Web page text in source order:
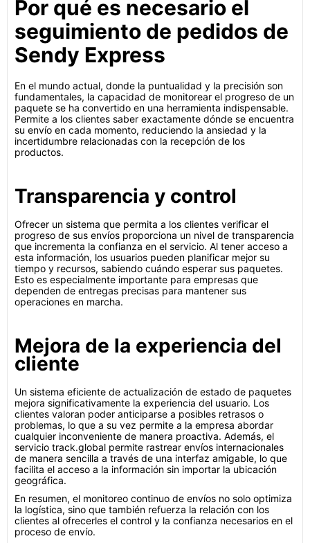
Por qué es necesario el
seguimiento de pedidos de
Sendy Express
En el mundo actual, donde la puntualidad y la precisión son
fundamentales, la capacidad de monitorear el progreso de un
paquete se ha convertido en una herramienta indispensable.
Permite a los clientes saber exactamente dónde se encuentra
su envío en cada momento, reduciendo la ansiedad y la
incertidumbre relacionadas con la recepción de los
productos.
Transparencia y control
Ofrecer un sistema que permita a los clientes verificar el
progreso de sus envíos proporciona un nivel de transparencia
que incrementa la confianza en el servicio. Al tener acceso a
esta información, los usuarios pueden planificar mejor su
tiempo y recursos, sabiendo cuándo esperar sus paquetes.
Esto es especialmente importante para empresas que
dependen de entregas precisas para mantener sus
operaciones en marcha.
Mejora de la experiencia del
cliente
Un sistema eficiente de actualización de estado de paquetes
mejora significativamente la experiencia del usuario. Los
clientes valoran poder anticiparse a posibles retrasos o
problemas, lo que a su vez permite a la empresa abordar
cualquier inconveniente de manera proactiva. Además, el
servicio track.global permite rastrear envíos internacionales
de manera sencilla a través de una interfaz amigable, lo que
facilita el acceso a la información sin importar la ubicación
geográfica.
En resumen, el monitoreo continuo de envíos no solo optimiza
la logística, sino que también refuerza la relación con los
clientes al ofrecerles el control y la confianza necesarios en el
proceso de envío.